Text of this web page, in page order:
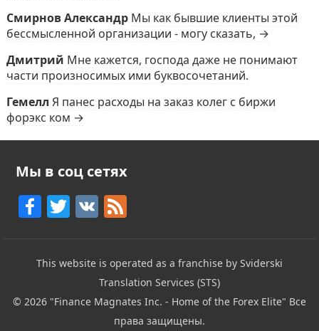
Смирнов Александр Мы как бывшие клиенты этой
бессмысленной организации - могу сказать, →
Дмитрий Мне кажется, господа даже не понимают
части произносимых ими буквосочетаний.
Гемелл Я панес расходы на заказ колег с биржи
форэкс ком →
Мы в соц сетях
F
c
e
b
T
itt
er
V F
e
d
This website is operated as a franchise by Sviderski
Translation Services (STS)
© 2026 "Finance Magnates Inc. - Home of the Forex Elite" Все
права защищены.